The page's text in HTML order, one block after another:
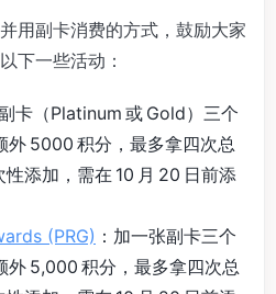
用副卡消费的方式，鼓励大家
下一些活动：
卡（Platinum 或 Gold）三个
外 5000 积分，最多拿四次总
添加，需在 10 月 20 日前添
(PRG) ：加一张副卡三个
外 5,000 积分，最多拿四次总